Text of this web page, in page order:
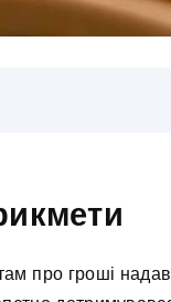
про гроші